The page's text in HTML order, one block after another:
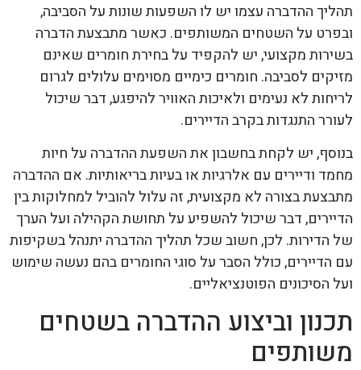
תהליך ההדברה עצמו יש לו השפעות שונות על הסביבה,
ובפרט על השטחים המשותפים. כאשר מתבצעת הדברה
בשירות מקצועי, יש להקפיד על בחירת חומרים שאינם
מזיקים לסביבה. חומרים כימיים מסוימים עלולים לגרום
לריחות לא נעימים ולאיכות האוויר להיפגע, דבר שיכול
לעורר התנגדות בקרב הדיירים.
בנוסף, יש לקחת בחשבון את השפעת ההדברה על חיות
מחמד ודיירים עם אלרגיות או בעיות בריאותיות. אם ההדברה
מתבצעת בצורה לא מקצועית, זה עלול להוביל למחלוקות בין
הדיירים, דבר שיכול להשפיע על תחושת הקהילה ועל הערך
של הדירות. לכן, חשוב שכל תהליך ההדברה יתנהל בשקיפות
עם הדיירים, כולל הסבר על סוגי החומרים בהם נעשה שימוש
ועל הסיכונים הפוטנציאליים.
תכנון וביצוע ההדברה בשטחים
משותפים